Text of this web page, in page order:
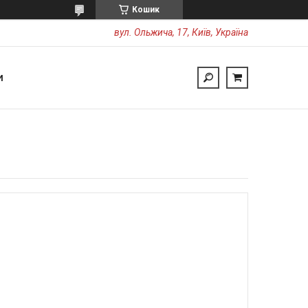
Кошик
вул. Ольжича, 17, Київ, Україна